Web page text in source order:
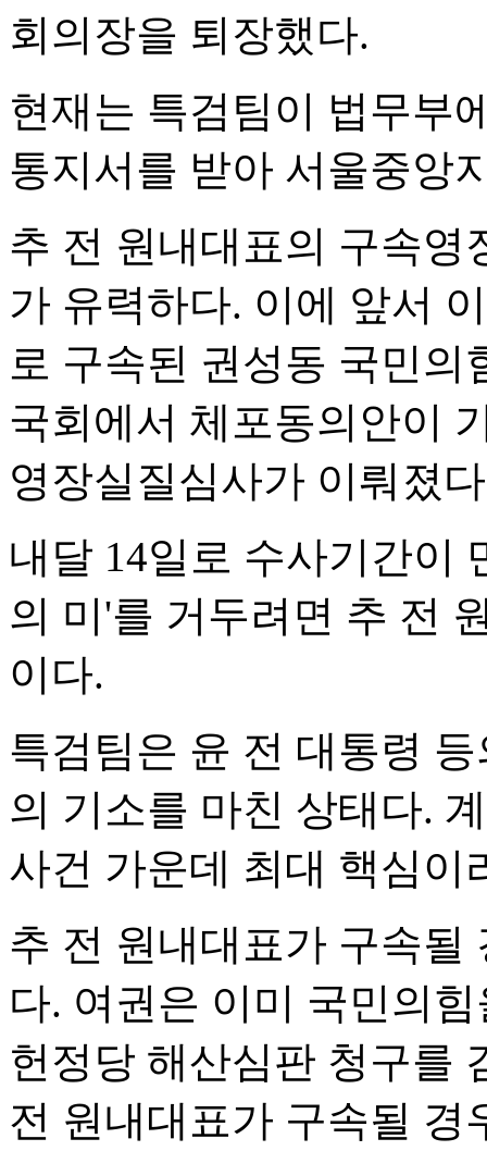
회의장을 퇴장했다.
현재는 특검팀이 법무부
통지서를 받아 서울중앙
추 전 원내대표의 구속영
가 유력하다. 이에 앞서
로 구속된 권성동 국민의
국회에서 체포동의안이
영장실질심사가 이뤄졌
내달 14일로 수사기간이
의 미'를 거두려면 추 전
이다.
특검팀은 윤 전 대통령
의 기소를 마친 상태다.
사건 가운데 최대 핵심이
추 전 원내대표가 구속될
다. 여권은 이미 국민의
헌정당 해산심판 청구를
전 원내대표가 구속될 경